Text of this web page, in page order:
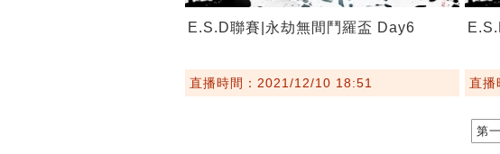
E.S.D聯賽|永劫無間鬥羅盃 Day6
直播時間：2021/12/10 18:51 直
第